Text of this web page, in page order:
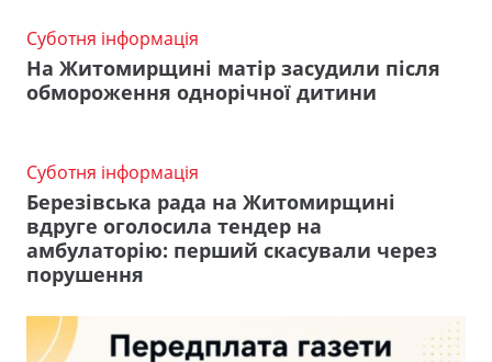
Суботня інформація
На Житомирщині матір засудили після
обмороження однорічної дитини
Суботня інформація
Березівська рада на Житомирщині
вдруге оголосила тендер на
амбулаторію: перший скасували через
порушення